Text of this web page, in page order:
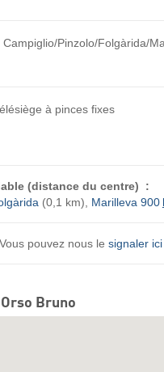
Campiglio/​Pinzolo/​Folgàrida/​
à pinces fixes
(distance du centre) :
(0,1 km), Marilleva 900
pouvez nous le signaler ici
Bruno